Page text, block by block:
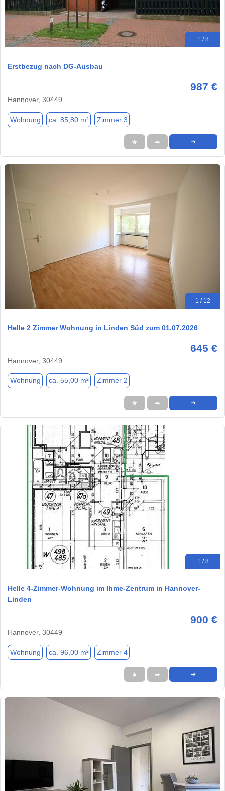
1 / 8
Erstbezug nach DG-Ausbau
987 €
Hannover, 30449
Wohnung ca. 85,80 m² Zimmer 3
★ ➦ ➜
1 / 12
Helle 2 Zimmer Wohnung in Linden Süd zum 01.07.2026
645 €
Hannover, 30449
Wohnung ca. 55,00 m² Zimmer 2
★ ➦ ➜
1 / 8
Helle 4-Zimmer-Wohnung im Ihme-Zentrum in Hannover-
Linden
900 €
Hannover, 30449
Wohnung ca. 96,00 m² Zimmer 4
★ ➦ ➜